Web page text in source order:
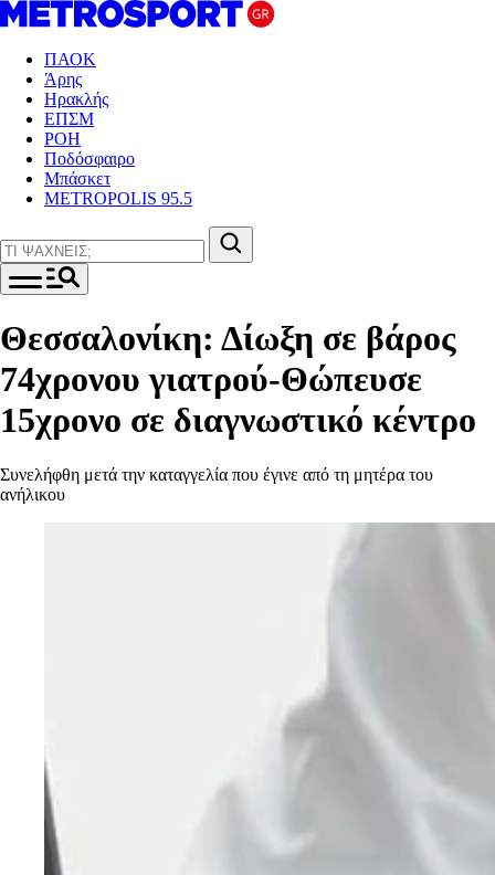
ΠΑΟΚ
Άρης
Ηρακλής
ΕΠΣΜ
ΡΟΗ
Ποδόσφαιρο
Μπάσκετ
METROPOLIS 95.5
Θεσσαλονίκη: Δίωξη σε βάρος
74χρονου γιατρού-Θώπευσε
15χρονο σε διαγνωστικό κέντρο
Συνελήφθη μετά την καταγγελία που έγινε από τη μητέρα του
ανήλικου